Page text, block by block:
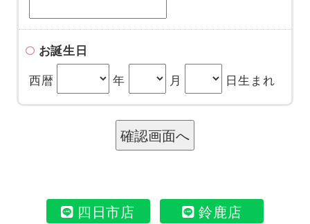
お誕生日
西暦
年 月 日生まれ
四日市店
鈴鹿店